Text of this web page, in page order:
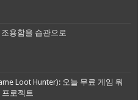
용함을 습관으로
Loot Hunter): 오늘 무료 게임 뭐
프로젝트